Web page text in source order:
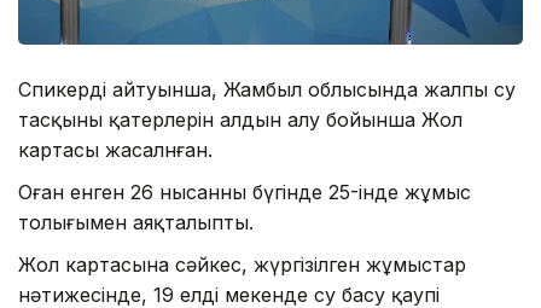
Спикердің айтуынша, Жамбыл облысында жалпы су
тасқыны қатерлерін алдын алу бойынша Жол
картасы жасалнған.
Оған енген 26 нысанның бүгінде 25-інде жұмыс
толығымен аяқталыпты.
Жол картасына сәйкес, жүргізілген жұмыстар
нәтижесінде, 19 елді мекенде су басу қаупі